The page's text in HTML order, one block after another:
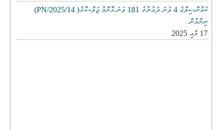
ކައުންސިލްގެ 4 ވަނަ ދަޢުރުގެ 181 ވަނަ އާންމު ޖަލްސާގެ( PN/2025/14)
ނިންމުން
17 މެއި 2025